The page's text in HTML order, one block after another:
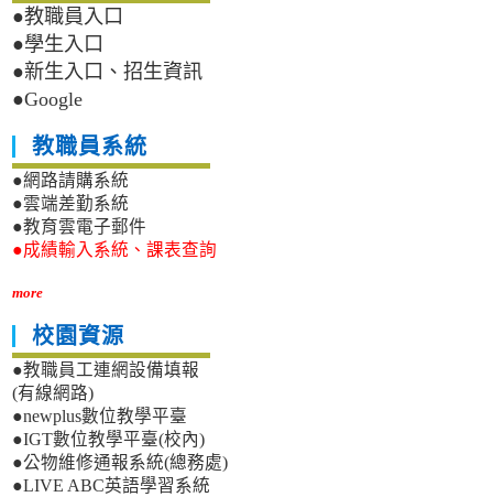
●教職員入口
●學生入口
●新生入口、招生資訊
●Google
教職員系統
●網路請購系統
●雲端差勤系統
●教育雲電子郵件
●成績輸入系統、課表查詢
more
校園資源
●教職員工連網設備填報
(有線網路)
●newplus數位教學平臺
●IGT數位教學平臺(校內)
●公物維修通報系統(總務處)
●LIVE ABC英語學習系統